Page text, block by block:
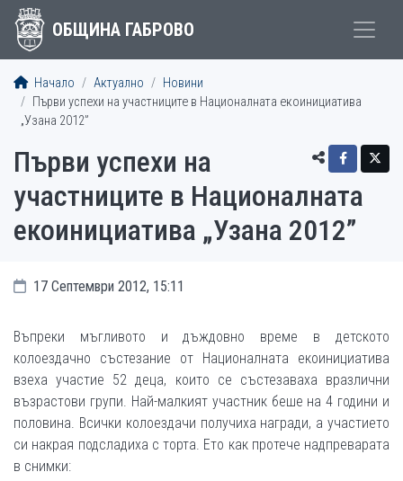
ОБЩИНА ГАБРОВО
Начало Актуално
Новини
Първи успехи на участниците в Националната екоинициатива
„Узана 2012”
Първи успехи на
участниците в Националната
екоинициатива „Узана 2012”
17 Септември 2012, 15:11
Въпреки мъгливото и дъждовно време в детското
колоездачно състезание от Националната екоинициатива
взеха участие 52 деца, които се състезаваха вразлични
възрастови групи. Най-малкият участник беше на 4 години и
половина. Всички колоездачи получиха награди, а участието
си накрая подсладиха с торта. Ето как протече надпреварата
в снимки: